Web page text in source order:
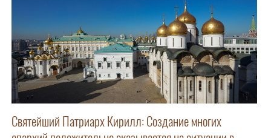
Святейший Патриарх Кирилл: Создание многих